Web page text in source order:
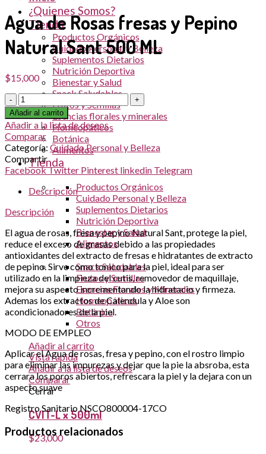
¿Quienes Somos?
Tienda
Productos Orgánicos
Cuidado Personal y Belleza
Suplementos Dietarios
Nutrición Deportiva
Bienestar y Salud
Snack Saludables
Frutos y Semillas
Esencias florales y minerales
Homeopáticos
Botánica
Alimentos
Tienda
Productos Orgánicos
Cuidado Personal y Belleza
Suplementos Dietarios
Nutrición Deportiva
Bienestar y Salud
Alimentos
Snack Saludables
Frutos y Semillas
Esencias Florales y Minerales
Homeopáticos
Botánica
Otros
Añadir al carrito
Vista rápida
Añadir a la lista de deseos
Comparar
Cerrar
CVIT-L x 500ml
$23,000
Agua de Rosas fresas y Pepino
Natural Sant 500 ML
$15,000
Cantidad
Añadir al carrito
Añadir a la lista de deseos
Comparar
Categoría: Cuidado Personal y Belleza
Compartir
FacebookTwitter Pinterest linkedin Telegram
Descripción
Descripción
El agua de rosas, fresa y pepino Natural Sant, protege la piel,
reduce el exceso de grasas debido a las propiedades
antioxidantes del extracto de fresas e hidratantes de extracto
de pepino. Sirve como tonico para la piel, ideal para ser
utilizado en la limpieza del cutis, removedor de maquillaje,
mejora su aspecto incrementando la hidratacio y firmeza.
Ademas los extractos de Calendula y Aloe son
acondicionadores de la piel.
MODO DE EMPLEO
Aplicar el Agua de rosas, fresa y pepino, con el rostro limpio
para eliminar las impurezas y dejar que la pie la absroba, esta
cerrara los poros abiertos, refrescara la piel y la dejara con un
aspecto suave
Registro Sanitario NSCO800004-17CO
Productos relacionados